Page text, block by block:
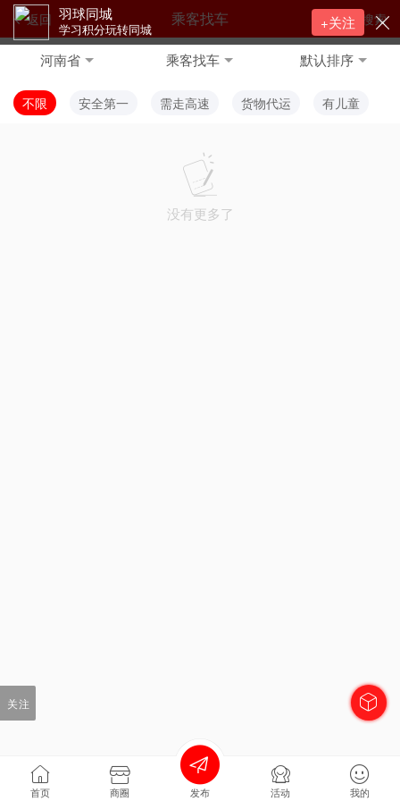
返回 搜索
乘客找车
河南省 乘客找车 默认排序
不限 安全第一 需走高速 货物代运 有儿童
没有更多了
首页 商圈 发布 活动 我的
关注
羽球同城
学习积分玩转同城 +关注